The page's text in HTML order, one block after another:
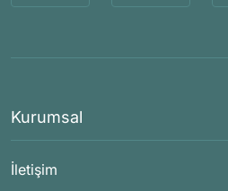
Kurumsal
İletişim